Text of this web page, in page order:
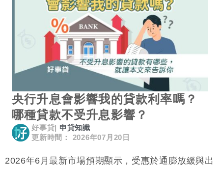
央行升息會影響我的貸款利率嗎？
哪種貸款不受升息影響？
好事貸
申貸知識
更新時間： 2026年07月20日
2026年6月最新市場預期顯示，受惠於通膨放緩與出